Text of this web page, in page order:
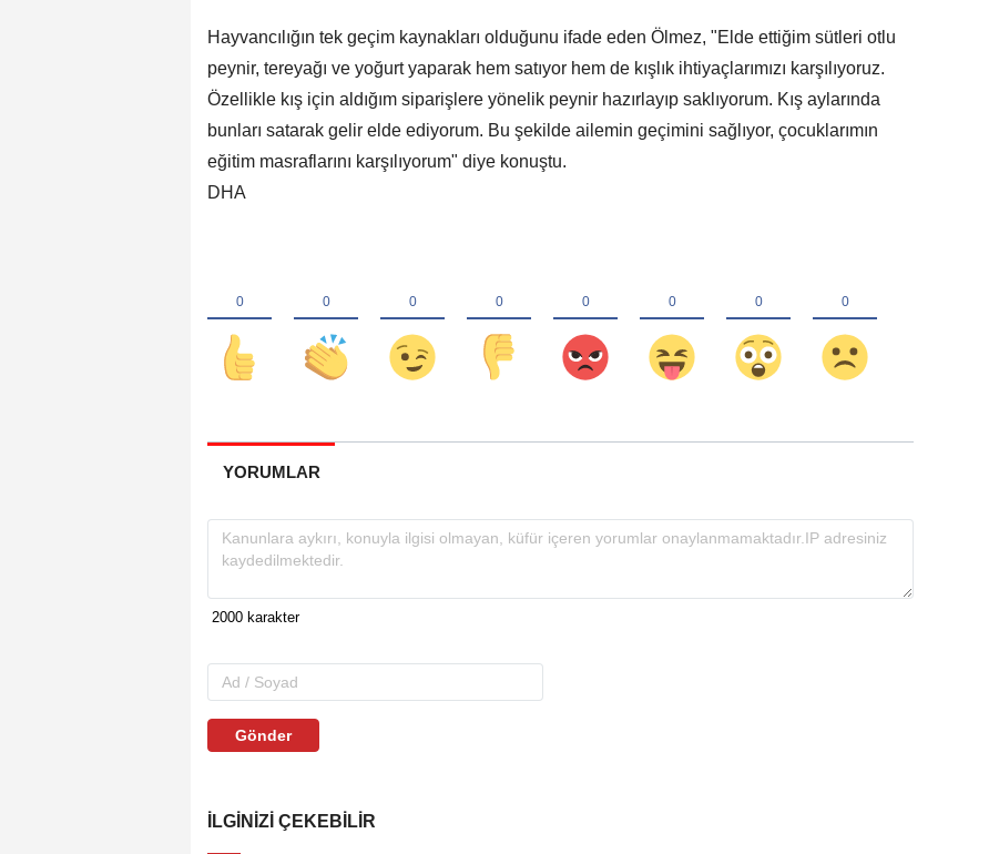
Hayvancılığın tek geçim kaynakları olduğunu ifade eden Ölmez, "Elde ettiğim sütleri otlu
peynir, tereyağı ve yoğurt yaparak hem satıyor hem de kışlık ihtiyaçlarımızı karşılıyoruz.
Özellikle kış için aldığım siparişlere yönelik peynir hazırlayıp saklıyorum. Kış aylarında
bunları satarak gelir elde ediyorum. Bu şekilde ailemin geçimini sağlıyor, çocuklarımın
eğitim masraflarını karşılıyorum" diye konuştu.
DHA
YORUMLAR
Gönder
İLGINIZI ÇEKEBILIR